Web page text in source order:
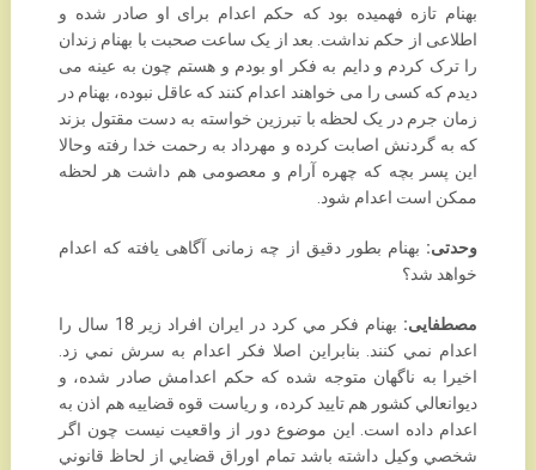
بهنام تازه فهمیده بود که حکم اعدام برای او صادر شده و
اطلاعی از حکم نداشت. بعد از یک ساعت صحبت ‏با بهنام زندان
را ترک کردم و دایم به فکر او بودم و هستم چون به عینه می
دیدم که کسی را می خواهند اعدام ‏کنند که عاقل نبوده، بهنام در
زمان جرم در یک لحظه با تبرزین خواسته به دست مقتول بزند
که به گردنش ‏اصابت کرده و مهرداد به رحمت خدا رفته وحالا
این پسر بچه که چهره آرام و معصومی هم داشت هر لحظه
‏ممکن است اعدام شود.‏
وحدتی: بهنام بطور دقیق از چه زمانی آگاهی یافته که اعدام
خواهد شد؟
مصطفایی:
بهنام فكر مي كرد در ايران افراد زير 18 سال را
اعدام نمي كنند. بنابراين اصلا فكر اعدام به ‏سرش نمي زد.
اخيرا به ناگهان متوجه شده كه حكم اعدامش صادر شده، و
ديوانعالي كشور هم تاييد كرده، و ‏رياست قوه قضاييه هم اذن به
اعدام داده است. اين موضوع دور از واقعيت نيست چون اگر
شخصي وكيل ‏داشته باشد تمام اوراق قضايي از لحاظ قانوني